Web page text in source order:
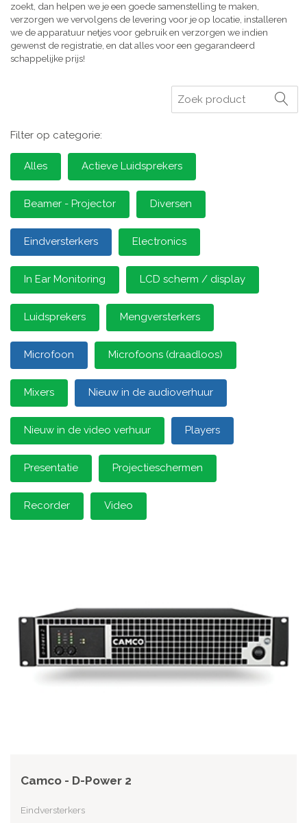
zoekt, dan helpen we je een goede samenstelling te maken,
verzorgen we vervolgens de levering voor je op locatie, installeren
we de apparatuur netjes voor gebruik en verzorgen we indien
gewenst de registratie, en dat alles voor een gegarandeerd
schappelijke prijs!
Zoeken
Filter op categorie:
Alles Actieve Luidsprekers
Beamer - Projector Diversen
Eindversterkers Electronics
In Ear Monitoring LCD scherm / display
Luidsprekers Mengversterkers
Microfoon Microfoons (draadloos)
Mixers Nieuw in de audioverhuur
Nieuw in de video verhuur Players
Presentatie Projectieschermen
Recorder Video
Camco - D-Power 2
Eindversterkers